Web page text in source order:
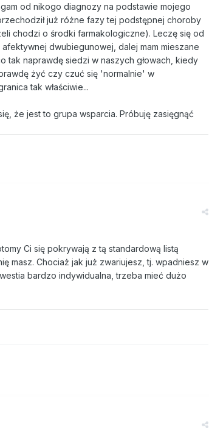
od nikogo diagnozy na podstawie mojego
już różne fazy tej podstępnej choroby
chodzi o środki farmakologiczne). Leczę się od
dwubiegunowej, dalej mam mieszane
naprawdę siedzi w naszych głowach, kiedy
żyć czy czuć się 'normalnie' w
tak właściwie...
że jest to grupa wsparcia. Próbuję zasięgnąć
Ci się pokrywają z tą standardową listą
masz. Chociaż jak już zwariujesz, tj. wpadniesz w
bardzo indywidualna, trzeba mieć dużo